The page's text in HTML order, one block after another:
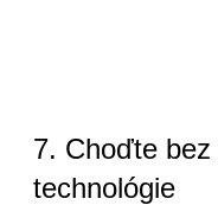
7. Choďte bez
technológie